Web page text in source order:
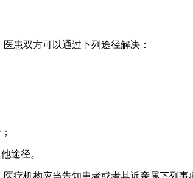
患双方可以通过下列途径解决：
途径。
疗机构应当告知患者或者其近亲属下列事